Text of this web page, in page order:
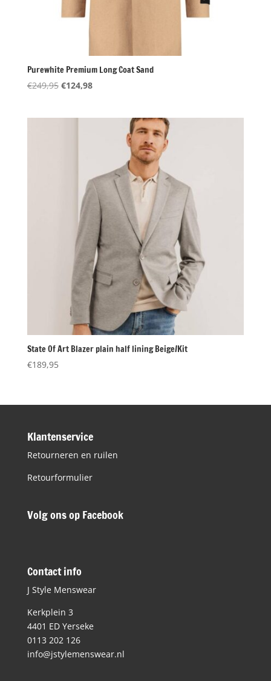
Purewhite Premium Long Coat Sand
€249,95 Oorspronkelijke
€124,98Huidige
State Of Art Blazer plain half lining Beige/Kit
€189,95
Klantenservice
Retourneren en ruilen
Retourformulier
Volg ons op Facebook
Contact info
J Style Menswear
Kerkplein 3
4401 ED Yerseke
0113 202 126
info@jstylemenswear.nl